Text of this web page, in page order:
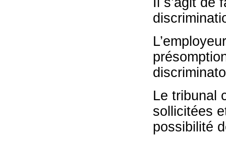
Le tribunal
sollicitées
possibilité